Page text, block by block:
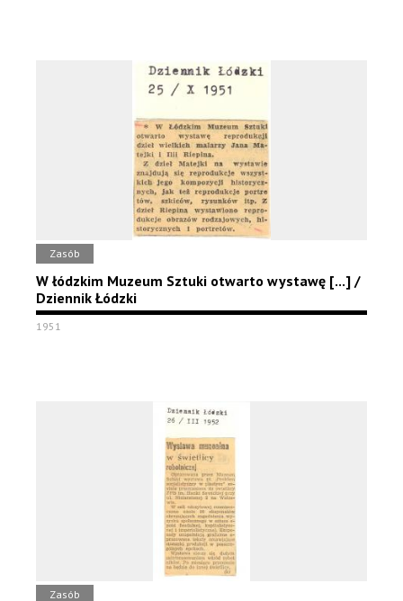
Zasób
W łódzkim Muzeum Sztuki otwarto wystawę [...] /
Dziennik Łódzki
1951
Zasób